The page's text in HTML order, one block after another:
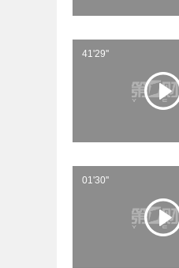
41'29''
01'30''